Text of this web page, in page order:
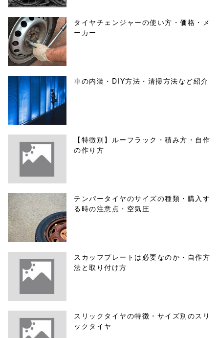
タイヤチェンジャーの使い方・価格・メ
ーカー
車の内装・DIY方法・清掃方法など紹介
【特徴別】ルーフラック・積み方・自作
の作り方
テンパータイヤのサイズの種類・購入す
る時の注意点・空気圧
スカッフプレートは必要なのか・自作方
法と取り付け方
スリックタイヤの特徴・サイズ別のスリ
ックタイヤ